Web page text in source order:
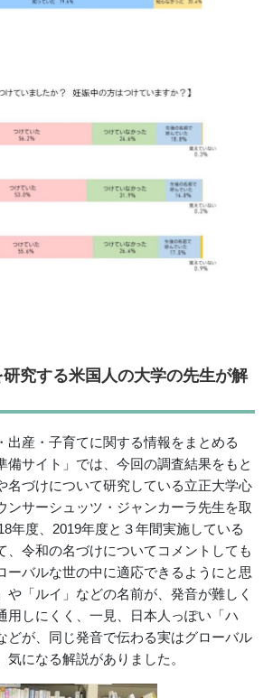
研究する米国人の大学の先生が解
出産・子育てに関する情報をまとめる
備サイト」では、今回の調査結果をもと
名づけについて研究している立正大学心
ンサーシュッツ・ジャンカーラ先生を取
年度、2019年度と３年間実施している
、令和の名づけについてコメントしても
ーバルな世の中に適応できるようにと思
や「ルイ」などの名前が、発音が難しく
用しにくく、一見、日本人っぽい「ハ
どが、同じ発音で伝わる実はグローバル
気になる解説がありました。